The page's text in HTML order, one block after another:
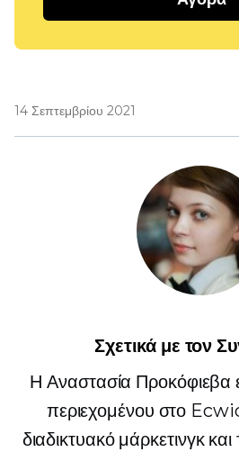
14 Σεπτεμβρίου 2021
Σχετικά με τον
Η Αναστασία Προκόφιεβα
περιεχομένου στο
διαδικτυακό μάρκετινγκ